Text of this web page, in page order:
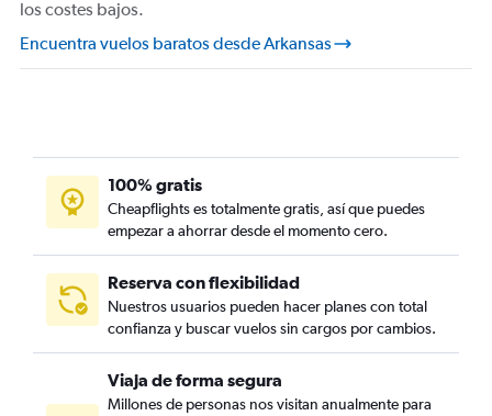
los costes bajos.
Encuentra vuelos baratos desde Arkansas
100% gratis
Cheapflights es totalmente gratis, así que puedes
empezar a ahorrar desde el momento cero.
Reserva con flexibilidad
Nuestros usuarios pueden hacer planes con total
confianza y buscar vuelos sin cargos por cambios.
Viaja de forma segura
Millones de personas nos visitan anualmente para